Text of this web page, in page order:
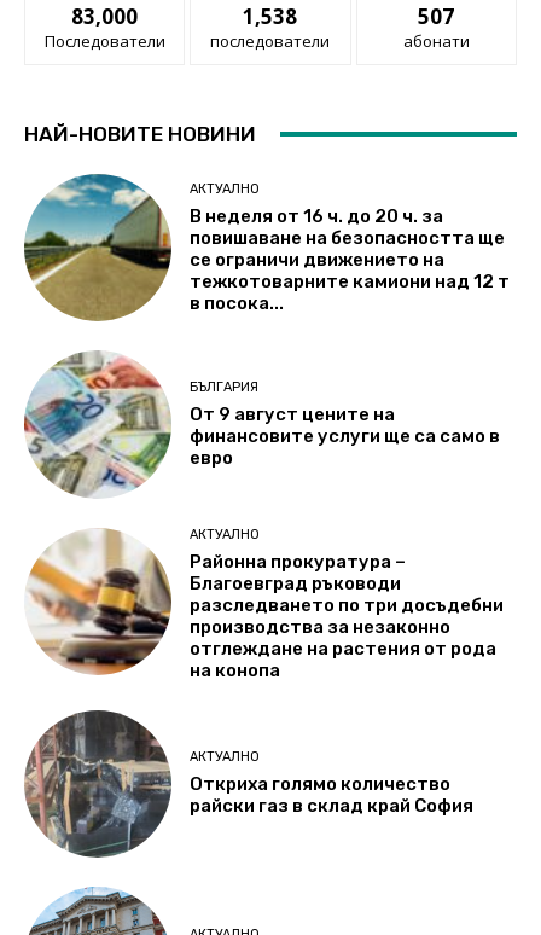
83,000
Последователи
1,538
последователи
507
абонати
НАЙ-НОВИТЕ НОВИНИ
АКТУАЛНО
В неделя от 16 ч. до 20 ч. за
повишаване на безопасността ще
се ограничи движението на
тежкотоварните камиони над 12 т
в посока...
БЪЛГАРИЯ
От 9 август цените на
финансовите услуги ще са само в
евро
АКТУАЛНО
Районна прокуратура –
Благоевград ръководи
разследването по три досъдебни
производства за незаконно
отглеждане на растения от рода
на конопа
АКТУАЛНО
Откриха голямо количество
райски газ в склад край София